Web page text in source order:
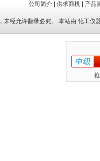
公司简介 供求商机 产品
，未经允许翻录必究。 本站由化工仪